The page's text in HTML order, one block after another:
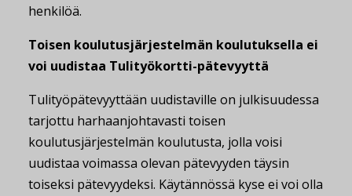
henkilöä.
Toisen koulutusjärjestelmän koulutuksella ei
voi uudistaa Tulityökortti-pätevyyttä
Tulityöpätevyyttään uudistaville on julkisuudessa
tarjottu harhaanjohtavasti toisen
koulutusjärjestelmän koulutusta, jolla voisi
uudistaa voimassa olevan pätevyyden täysin
toiseksi pätevyydeksi. Käytännössä kyse ei voi olla